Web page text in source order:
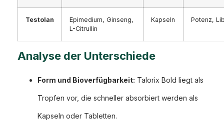
Testolan
Epimedium, Ginseng,
L-Citrullin
Kapseln Potenz,
Analyse der Unterschiede
Form und Bioverfügbarkeit: Talorix Bold liegt als
Tropfen vor, die schneller absorbiert werden als
Kapseln oder Tabletten.